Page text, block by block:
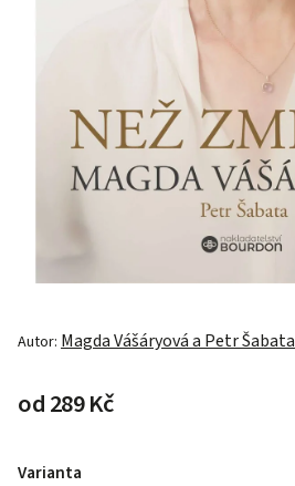
Autor: Magda Vášáryová a Petr Šabata
od289 Kč
Varianta